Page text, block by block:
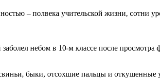
– полвека учительской жизни, сотни
небом в 10-м классе после
быки, отсохшие пальцы и откушенные